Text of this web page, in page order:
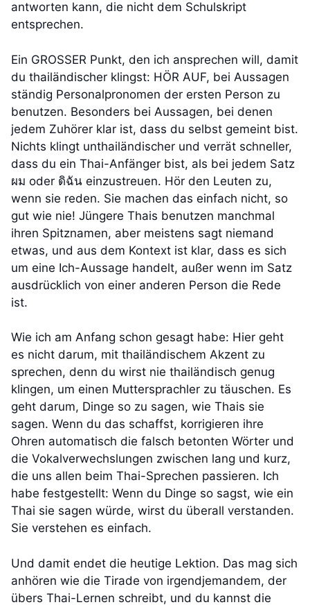
antworten kann, die nicht dem Schulskript
entsprechen.
Ein GROSSER Punkt, den ich ansprechen will, damit
du thailändischer klingst: HÖR AUF, bei Aussagen
ständig Personalpronomen der ersten Person zu
benutzen. Besonders bei Aussagen, bei denen
jedem Zuhörer klar ist, dass du selbst gemeint bist.
Nichts klingt unthailändischer und verrät schneller,
dass du ein Thai-Anfänger bist, als bei jedem Satz
ผม oder ดิฉัน einzustreuen. Hör den Leuten zu,
wenn sie reden. Sie machen das einfach nicht, so
gut wie nie! Jüngere Thais benutzen manchmal
ihren Spitznamen, aber meistens sagt niemand
etwas, und aus dem Kontext ist klar, dass es sich
um eine Ich-Aussage handelt, außer wenn im Satz
ausdrücklich von einer anderen Person die Rede
ist.
Wie ich am Anfang schon gesagt habe: Hier geht
es nicht darum, mit thailändischem Akzent zu
sprechen, denn du wirst nie thailändisch genug
klingen, um einen Muttersprachler zu täuschen. Es
geht darum, Dinge so zu sagen, wie Thais sie
sagen. Wenn du das schaffst, korrigieren ihre
Ohren automatisch die falsch betonten Wörter und
die Vokalverwechslungen zwischen lang und kurz,
die uns allen beim Thai-Sprechen passieren. Ich
habe festgestellt: Wenn du Dinge so sagst, wie ein
Thai sie sagen würde, wirst du überall verstanden.
Sie verstehen es einfach.
Und damit endet die heutige Lektion. Das mag sich
anhören wie die Tirade von irgendjemandem, der
übers Thai-Lernen schreibt, und du kannst die